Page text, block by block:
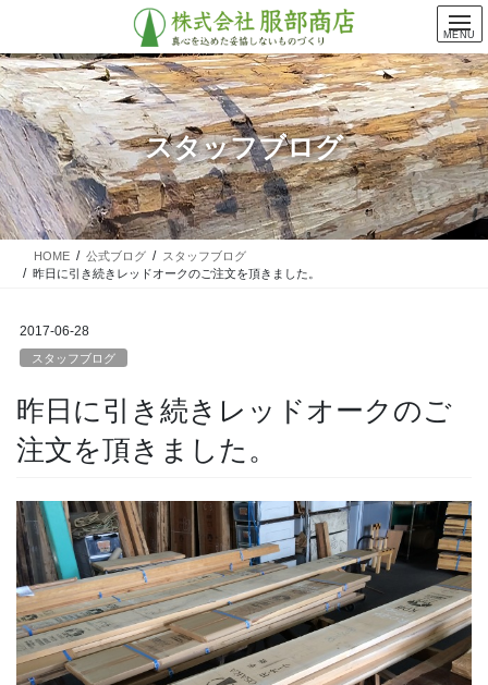
テ
ン
ツ
に
移
動
ゲ
ー
シ
ョ
ン
に
移
動
スタッフブログ
HOME 公式ブログ
スタッフブログ
昨日に引き続きレッドオークのご注文を頂きました。
2017-06-28
スタッフブログ
昨日に引き続きレッドオークのご
注文を頂きました。
MENU